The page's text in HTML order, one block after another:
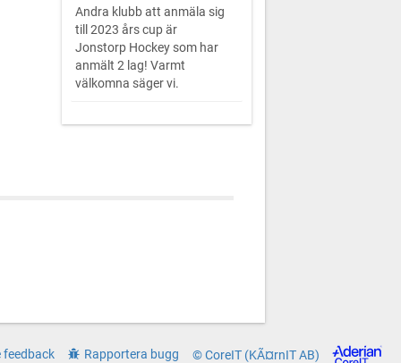
Andra klubb att anmäla sig
till 2023 års cup är
Jonstorp Hockey som har
anmält 2 lag! Varmt
välkomna säger vi.
feedback Rapportera bugg © CoreIT (KÃ¤rnIT AB)